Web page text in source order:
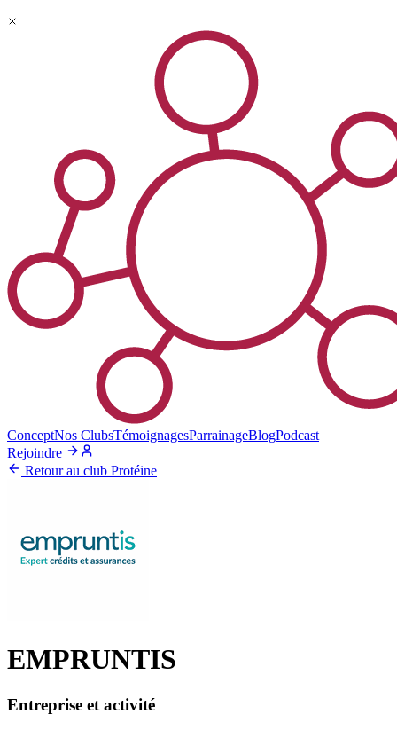
ConceptNos ClubsTémoignagesParrainageBlogPodcast
Rejoindre
Retour au club Protéine
EMPRUNTIS
Entreprise et activité